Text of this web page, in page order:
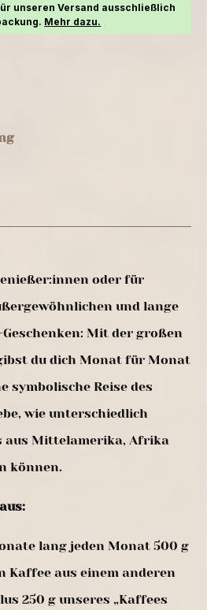
unseren Versand ausschließlich
Mehr dazu.
oder für
und lange
Mit der großen
du dich Monat für Monat
symbolische Reise des
wie unterschiedlich
aus Mittelamerika, Afrika
können.
lang jeden Monat 500 g
Kaffee aus einem anderen
250 g unseres „Kaffees